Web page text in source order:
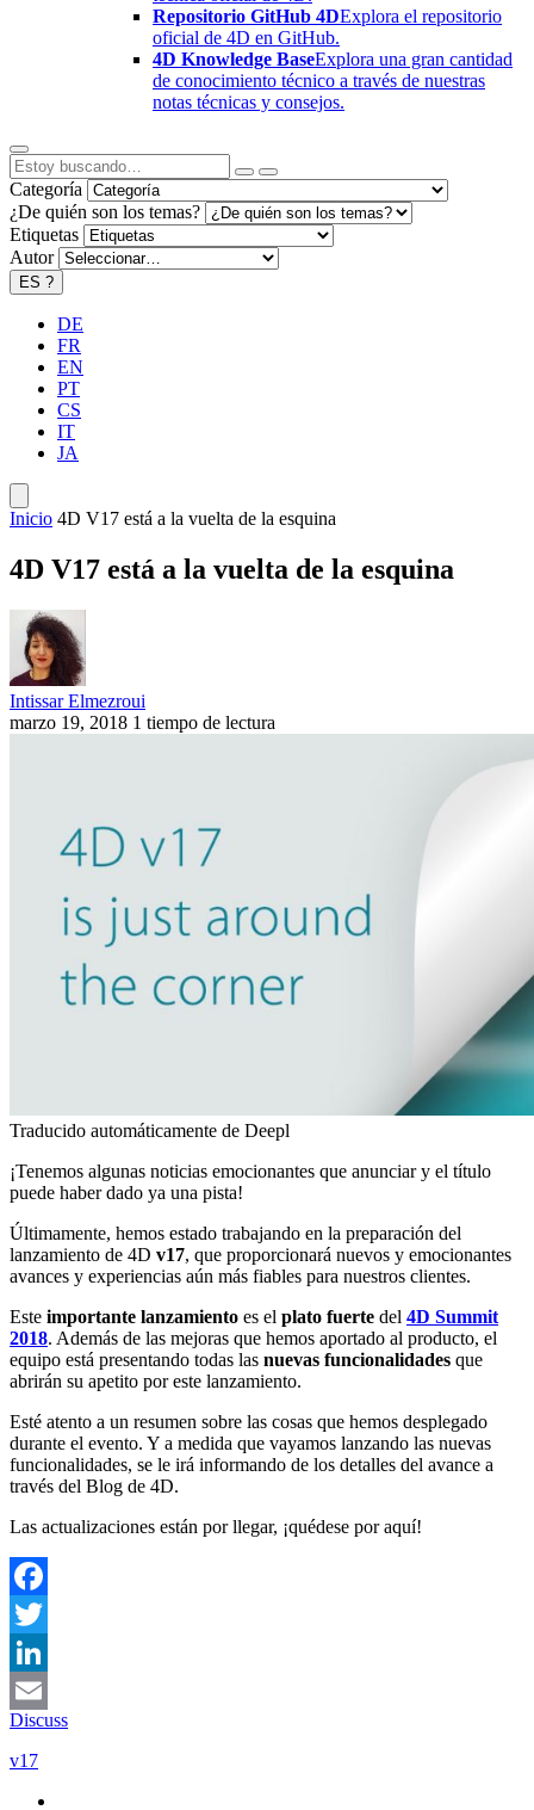
Repositorio GitHub 4DExplora el repositorio
oficial de 4D en GitHub.
4D Knowledge BaseExplora una gran cantidad
de conocimiento técnico a través de nuestras
notas técnicas y consejos.
Categoría
¿De quién son los temas?
Etiquetas
Autor
ES ?
DE
FR
EN
PT
CS
IT
JA
Inicio 4D V17 está a la vuelta de la esquina
4D V17 está a la vuelta de la esquina
Intissar Elmezroui
marzo 19, 2018 1 tiempo de lectura
Traducido automáticamente de Deepl
¡Tenemos algunas noticias emocionantes que anunciar y el título
puede haber dado ya una pista!
Últimamente, hemos estado trabajando en la preparación del
lanzamiento de 4D v17, que proporcionará nuevos y emocionantes
avances y experiencias aún más fiables para nuestros clientes.
Este importante lanzamiento es el plato fuerte del 4D Summit
2018. Además de las mejoras que hemos aportado al producto, el
equipo está presentando todas las nuevas funcionalidades que
abrirán su apetito por este lanzamiento.
Esté atento a un resumen sobre las cosas que hemos desplegado
durante el evento. Y a medida que vayamos lanzando las nuevas
funcionalidades, se le irá informando de los detalles del avance a
través del Blog de 4D.
Las actualizaciones están por llegar, ¡quédese por aquí!
Facebook
Twitter
LinkedIn
Email
Discuss
v17